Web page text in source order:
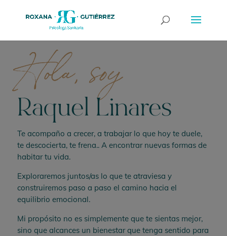
Hola, soy
Raquel Linares
Te acompaño a crecer, a trabajar lo que hoy te duele,
te descocierta, te frena.. A encontrar nuevas formas de
habitar tu vida.
Exploraremos juntos/as lo que te atraviesa y
construiremos paso a paso el camino hacia el
equilibrio emocional.
Mi propósito no es simplemente que te sientas mejor,
sino que alcances un bienestar que tenga sentido para